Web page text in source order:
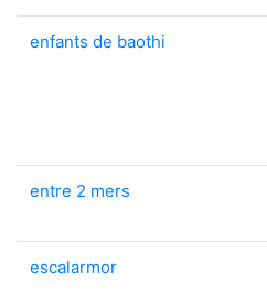
enfants de baothi
entre 2 mers
escalarmor